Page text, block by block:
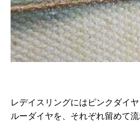
レデイスリングにはピンクダイヤ
ルーダイヤを、 それぞれ留めて